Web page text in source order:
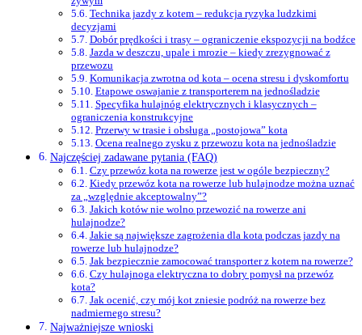
Technika jazdy z kotem – redukcja ryzyka ludzkimi
decyzjami
Dobór prędkości i trasy – ograniczenie ekspozycji na bodźce
Jazda w deszczu, upale i mrozie – kiedy zrezygnować z
przewozu
Komunikacja zwrotna od kota – ocena stresu i dyskomfortu
Etapowe oswajanie z transporterem na jednośladzie
Specyfika hulajnóg elektrycznych i klasycznych –
ograniczenia konstrukcyjne
Przerwy w trasie i obsługa „postojowa” kota
Ocena realnego zysku z przewozu kota na jednośladzie
Najczęściej zadawane pytania (FAQ)
Czy przewóz kota na rowerze jest w ogóle bezpieczny?
Kiedy przewóz kota na rowerze lub hulajnodze można uznać
za „względnie akceptowalny”?
Jakich kotów nie wolno przewozić na rowerze ani
hulajnodze?
Jakie są największe zagrożenia dla kota podczas jazdy na
rowerze lub hulajnodze?
Jak bezpiecznie zamocować transporter z kotem na rowerze?
Czy hulajnoga elektryczna to dobry pomysł na przewóz
kota?
Jak ocenić, czy mój kot zniesie podróż na rowerze bez
nadmiernego stresu?
Najważniejsze wnioski